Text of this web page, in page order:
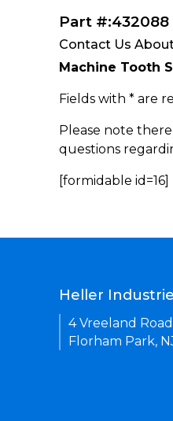
Part #:432088
Contact Us
Machine Tooth
Fields with * are
Please note
questions
[formidable id=16]
Heller
4 Vreeland
Florham Park,